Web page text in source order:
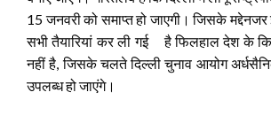
15 जनवरी को समाप्त हो जाएगी। जिसके
सभी तैयारियां कर ली गई है फिलहाल देश के
नहीं है, जिसके चलते दिल्ली चुनाव आयोग
उपलब्ध हो जाएंगे।